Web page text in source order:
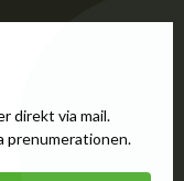
direkt via mail.
prenumerationen.